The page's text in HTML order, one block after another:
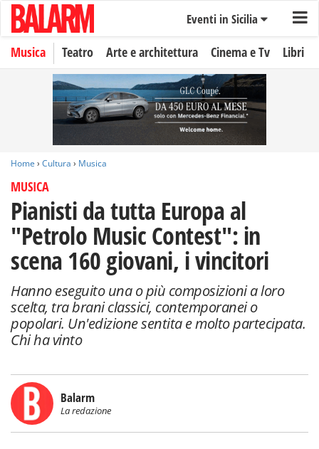
Eventi in Sicilia
Musica Teatro Arte e architettura Cinema e Tv Libri
Home › Cultura › Musica
MUSICA
Pianisti da tutta Europa al
"Petrolo Music Contest": in
scena 160 giovani, i vincitori
Hanno eseguito una o più composizioni a loro
scelta, tra brani classici, contemporanei o
popolari. Un'edizione sentita e molto partecipata.
Chi ha vinto
Balarm
La redazione